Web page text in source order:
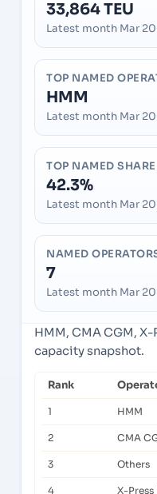
33,864 TEU
Latest month Mar
TOP NAMED
HMM
Latest month Mar
TOP NAMED SHARE
42.3%
Latest month Mar
NAMED
7
Latest month Mar
HMM, CMA CGM,
capacity snapshot.
Rank
1 HMM
2 CMA
3 Others
4 X-Press